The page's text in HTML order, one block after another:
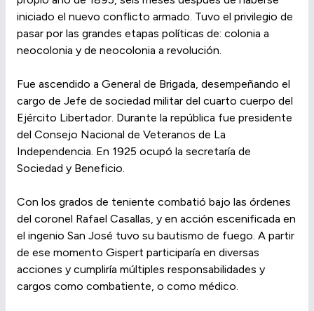
iniciado el nuevo conflicto armado. Tuvo el privilegio de
pasar por las grandes etapas políticas de: colonia a
neocolonia y de neocolonia a revolución.
Fue ascendido a General de Brigada, desempeñando el
cargo de Jefe de sociedad militar del cuarto cuerpo del
Ejército Libertador. Durante la república fue presidente
del Consejo Nacional de Veteranos de La
Independencia. En 1925 ocupó la secretaría de
Sociedad y Beneficio.
Con los grados de teniente combatió bajo las órdenes
del coronel Rafael Casallas, y en acción escenificada en
el ingenio San José tuvo su bautismo de fuego. A partir
de ese momento Gispert participaría en diversas
acciones y cumpliría múltiples responsabilidades y
cargos como combatiente, o como médico.